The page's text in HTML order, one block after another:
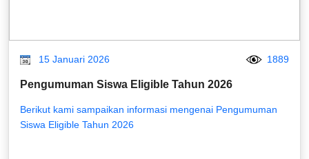
15 Januari 2026 1889
Pengumuman Siswa Eligible Tahun 2026
Berikut kami sampaikan informasi mengenai Pengumuman
Siswa Eligible Tahun 2026